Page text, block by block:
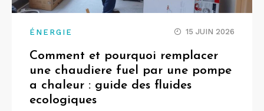
ÉNERGIE 15 JUIN 2026
Comment et pourquoi remplacer
une chaudiere fuel par une pompe
a chaleur : guide des fluides
ecologiques